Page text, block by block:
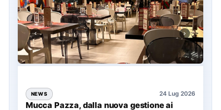
NEWS 24 Lug 2026
Mucca Pazza, dalla nuova gestione ai